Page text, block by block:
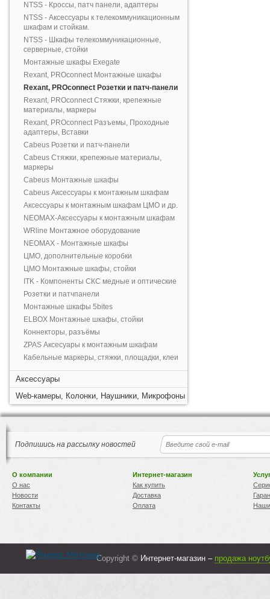
NTSS - Кроссы, патч панели, адаптеры
NTSS - Аксессуары к телекоммуникационным
шкафам и стойкам.
NTSS - Шкафы телекоммуникационные,
серверные, стойки
Монтажные шкафы Exegate
Rexant, PROconnect Монтажные шкафы
Rexant, PROconnect Розетки и патч-панели
Rexant, PROconnect Стяжки, крепежные
материалы, маркеры
Rexant, PROconnect Разъемы, Проходные
адаптеры, Вставки
Cabeus Розетки и патч-панели
Cabeus Стяжки, крепежные материалы,
маркеры
Cabeus Монтажные шкафы
Cabeus Аксессуары к монтажным шкафам
Аксессуары к монтажным шкафам ЦМО и др.
NEOMAX-Аксессуары к монтажным шкафам
WRline Монтажное оборудование
NEOMAX - Монтажные шкафы
ЦМО, дополнительные коробки
ЦМО Монтажные шкафы, стойки
ITK - Компоненты СКС медные и оптические
Розетки и патчпанели
Монтажные шкафы 5bites
ELBOX Монтажные шкафы, стойки
Коннекторы, разъёмы
ZPAS Аксесуары к монтажным шкафам
Кабельные маркеры, стяжки, площадки, клеи
Аксессуары
Web-камеры, Колонки, Наушники, Микрофоны
Подпишись на рассылку новостей
О компании
О нас
Новости
Контакты
Интернет-магазин
Как купить
Доставка
Оплата
Copyright © Интернет-магазин – продажа